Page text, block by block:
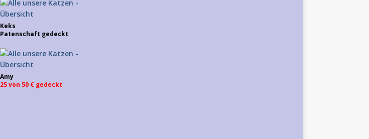
Keks
Patenschaft gedeckt
Amy
25 von 50 € gedeckt